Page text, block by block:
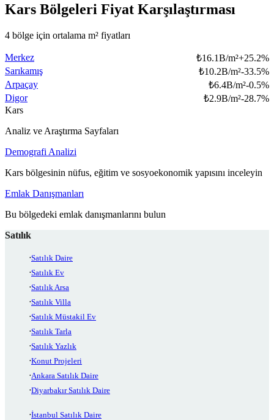
Kars Bölgeleri Fiyat Karşılaştırması
4 bölge için ortalama m² fiyatları
Merkez ₺16.1B/m²+25.2%
Sarıkamış
₺10.2B/m²-33.5%
Arpaçay
₺6.4B/m²-0.5%
Digor
₺2.9B/m²-28.7%
Kars
Analiz ve Araştırma Sayfaları
Demografi Analizi
Kars bölgesinin nüfus, eğitim ve sosyoekonomik yapısını inceleyin
Emlak Danışmanları
Bu bölgedeki emlak danışmanlarını bulun
Satılık
Satılık Daire
Satılık Ev
Satılık Arsa
Satılık Villa
Satılık Müstakil Ev
Satılık Tarla
Satılık Yazlık
Konut Projeleri
Ankara Satılık Daire
Diyarbakır Satılık Daire
İstanbul Satılık Daire